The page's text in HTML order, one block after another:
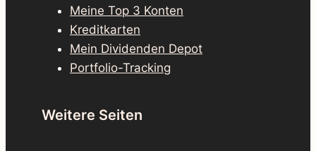
Meine Top 3 Konten
Kreditkarten
Mein Dividenden Depot
Portfolio-Tracking
Weitere Seiten